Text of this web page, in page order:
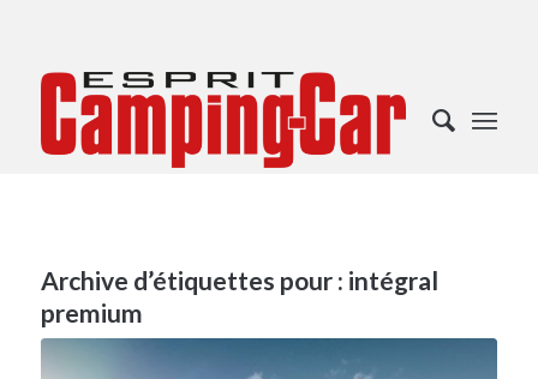
Archive d’étiquettes pour : intégral
premium